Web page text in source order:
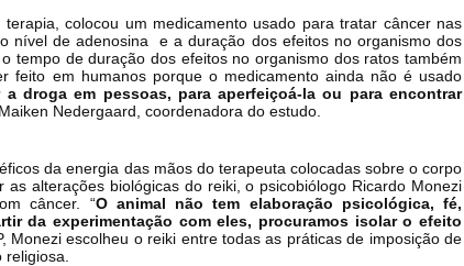
colocou um medicamento usado para tratar câncer nas
nível de adenosina e a duração dos efeitos no organismo dos
tempo de duração dos efeitos no organismo dos ratos também
feito em humanos porque o medicamento ainda não é usado
droga em pessoas, para aperfeiçoá-la ou para encontrar
Nedergaard, coordenadora do estudo.
da energia das mãos do terapeuta colocadas sobre o corpo
alterações biológicas do reiki, o psicobiólogo Ricardo Monezi
câncer. “O animal não tem elaboração psicológica, fé,
da experimentação com eles, procuramos isolar o efeito
Monezi escolheu o reiki entre todas as práticas de imposição de